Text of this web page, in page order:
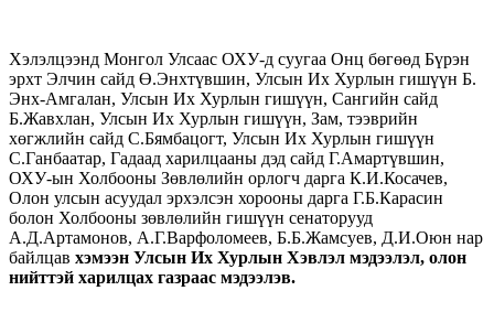
Хэлэлцээнд Монгол Улсаас ОХУ-д суугаа Онц бөгөөд Бүрэн
эрхт Элчин сайд Ө.Энхтүвшин, Улсын Их Хурлын гишүүн Б.
Энх-Амгалан, Улсын Их Хурлын гишүүн, Сангийн сайд
Б.Жавхлан, Улсын Их Хурлын гишүүн, Зам, тээврийн
хөгжлийн сайд С.Бямбацогт, Улсын Их Хурлын гишүүн
С.Ганбаатар, Гадаад харилцааны дэд сайд Г.Амартүвшин,
ОХУ-ын Холбооны Зөвлөлийн орлогч дарга К.И.Косачев,
Олон улсын асуудал эрхэлсэн хорооны дарга Г.Б.Карасин
болон Холбооны зөвлөлийн гишүүн сенаторууд
А.Д.Артамонов, А.Г.Варфоломеев, Б.Б.Жамсуев, Д.И.Оюн нар
байлцав хэмээн Улсын Их Хурлын Хэвлэл мэдээлэл, олон
нийттэй харилцах газраас мэдээлэв.